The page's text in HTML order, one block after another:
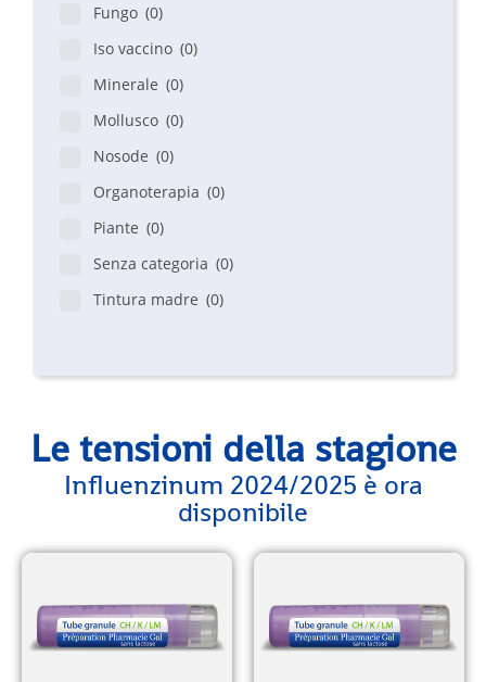
Fungo (0)
Iso vaccino (0)
Minerale (0)
Mollusco (0)
Nosode (0)
Organoterapia (0)
Piante (0)
Senza categoria (0)
Tintura madre (0)
Le tensioni della stagione
Influenzinum 2024/2025 è ora
disponibile